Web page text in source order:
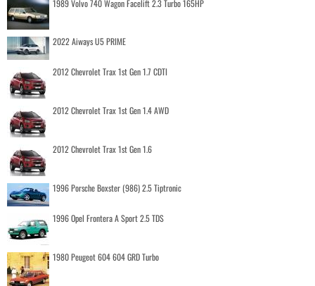
1989 Volvo 740 Wagon Facelift 2.3 Turbo 165HP
2022 Aiways U5 PRIME
2012 Chevrolet Trax 1st Gen 1.7 CDTI
2012 Chevrolet Trax 1st Gen 1.4 AWD
2012 Chevrolet Trax 1st Gen 1.6
1996 Porsche Boxster (986) 2.5 Tiptronic
1996 Opel Frontera A Sport 2.5 TDS
1980 Peugeot 604 604 GRD Turbo